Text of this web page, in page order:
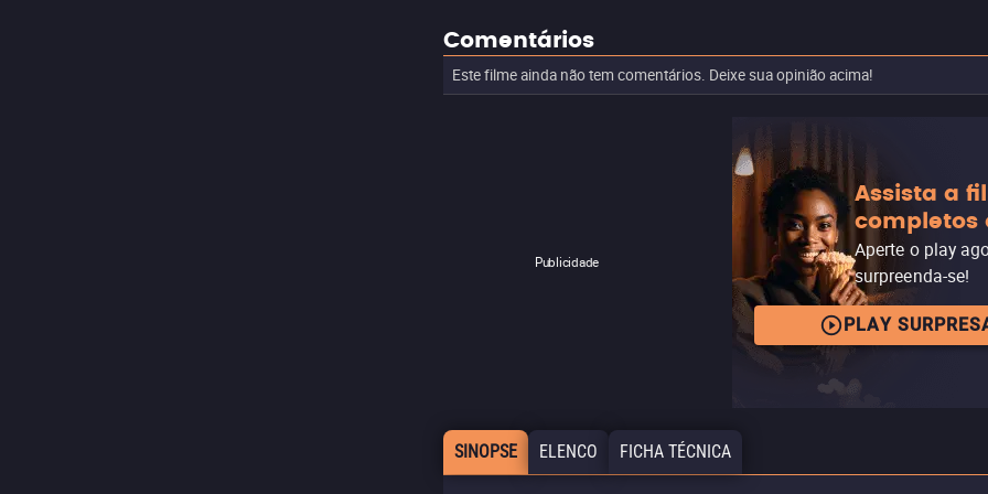
Comentários
Este filme ainda não tem comentários. Deixe sua opinião acima!
Publicidade
Assista a
completos
Aperte o play
surpreenda-se!
PLAY
SINOPSE ELENCO FICHA TÉCNICA